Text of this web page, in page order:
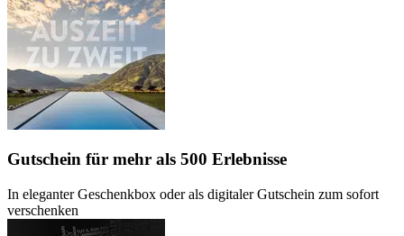
Gutschein für mehr als 500 Erlebnisse
In eleganter Geschenkbox oder als digitaler Gutschein zum sofort
verschenken